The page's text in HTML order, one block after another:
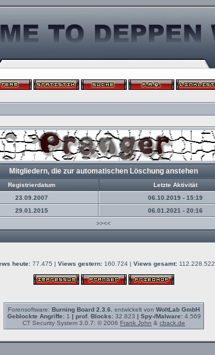
Mitgliedern, die zur automatischen Löschung anstehen
Registrierdatum Letzte Aktivität
23.09.2007 06.10.2019 - 15:19
29.01.2015 06.01.2021 - 20:16
>><<
heute: 77.475 | Views gestern: 160.724 | Views gesamt: 112.228.522
Forensoftware: Burning Board 2.3.6 , entwickelt von WoltLab GmbH
Geblockte Angriffe:1 | prof. Blocks:32.823 | Spy-/Malware:4.569
CT Security System 3.0.7: © 2006 Frank John & cback.de